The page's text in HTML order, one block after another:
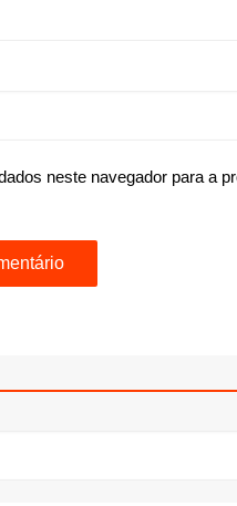
neste navegador para a